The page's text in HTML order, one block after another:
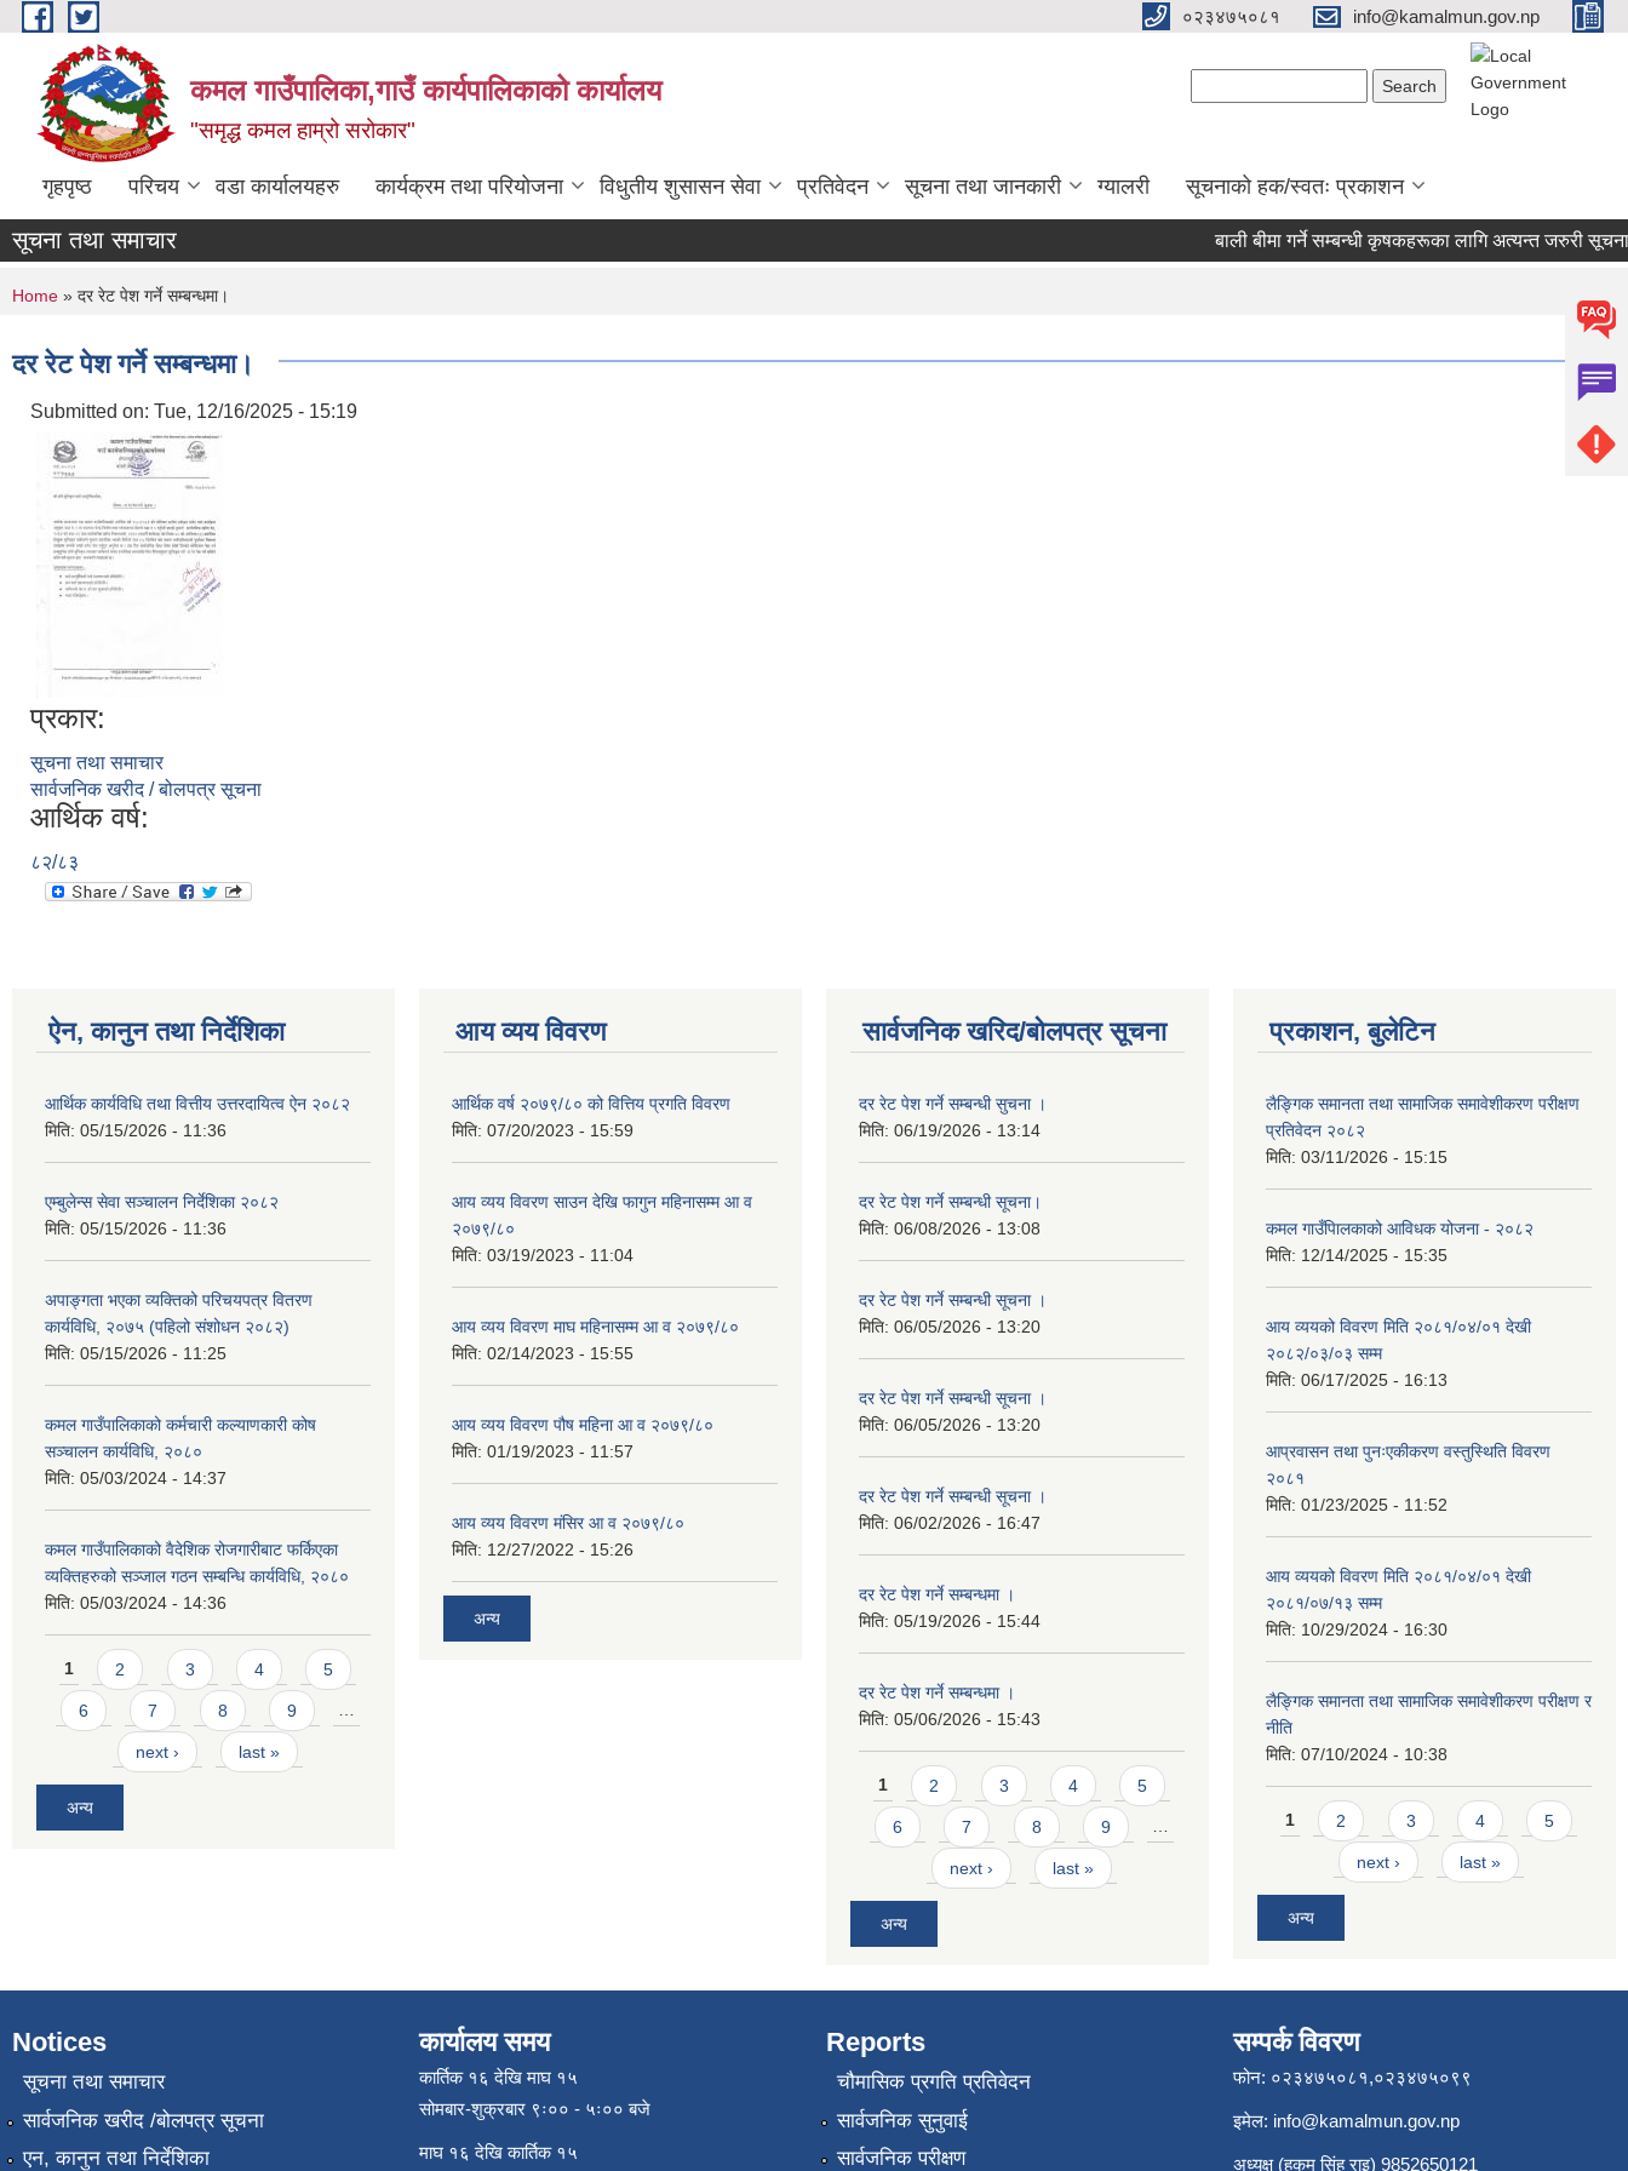
Skip to main content ०२३४७५०८१ info@kamalmun.gov.np
कमल गाउँपालिका,गाउँ कार्यपालिकाको कार्यालय
"समृद्ध कमल हाम्रो सरोकार"
गृहपृष्ठ परिचय वडा कार्यालयहरु कार्यक्रम तथा परियोजना विधुतीय शुसासन सेवा प्रतिवेदन सूचना तथा जानकारी ग्यालरी सूचनाको हक/स्वतः प्रकाशन
सूचना तथा समाचार बाली बीमा गर्ने सम्बन्धी कृषकहरूका लागि अत्यन्त जरुरी सूचना।
You are here
Home » दर रेट पेश गर्ने सम्बन्धमा।
दर रेट पेश गर्ने सम्बन्धमा।
Submitted on: Tue, 12/16/2025 - 15:19
प्रकार:
सूचना तथा समाचार
सार्वजनिक खरीद / बोलपत्र सूचना
आर्थिक वर्ष:
८२/८३
ऐन, कानुन तथा निर्देशिका
आर्थिक कार्यविधि तथा वित्तीय उत्तरदायित्व ऐन २०८२
मिति: 05/15/2026 - 11:36
एम्बुलेन्स सेवा सञ्चालन निर्देशिका २०८२
मिति: 05/15/2026 - 11:36
अपाङ्गता भएका व्यक्तिको परिचयपत्र वितरण
कार्यविधि, २०७५ (पहिलो संशोधन २०८२)
मिति: 05/15/2026 - 11:25
कमल गाउँपालिकाको कर्मचारी कल्याणकारी कोष
सञ्चालन कार्यविधि, २०८०
मिति: 05/03/2024 - 14:37
कमल गाउँपालिकाको वैदेशिक रोजगारीबाट फर्किएका
व्यक्तिहरुको सञ्जाल गठन सम्बन्धि कार्यविधि, २०८०
मिति: 05/03/2024 - 14:36
Pages
1 2 3 4 5
6 7 8 9 …
next › last »
अन्य
आय व्यय विवरण
आर्थिक वर्ष २०७९/८० को वित्तिय प्रगति विवरण
मिति: 07/20/2023 - 15:59
आय व्यय विवरण साउन देखि फागुन महिनासम्म आ व
२०७९/८०
मिति: 03/19/2023 - 11:04
आय व्यय विवरण माघ महिनासम्म आ व २०७९/८०
मिति: 02/14/2023 - 15:55
आय व्यय विवरण पौष महिना आ व २०७९/८०
मिति: 01/19/2023 - 11:57
आय व्यय विवरण मंसिर आ व २०७९/८०
मिति: 12/27/2022 - 15:26
अन्य
सार्वजनिक खरिद/बोलपत्र सूचना
दर रेट पेश गर्ने सम्बन्धी सुचना ।
मिति: 06/19/2026 - 13:14
दर रेट पेश गर्ने सम्बन्धी सूचना।
मिति: 06/08/2026 - 13:08
दर रेट पेश गर्ने सम्बन्धी सूचना ।
मिति: 06/05/2026 - 13:20
दर रेट पेश गर्ने सम्बन्धी सूचना ।
मिति: 06/05/2026 - 13:20
दर रेट पेश गर्ने सम्बन्धी सूचना ।
मिति: 06/02/2026 - 16:47
दर रेट पेश गर्ने सम्बन्धमा ।
मिति: 05/19/2026 - 15:44
दर रेट पेश गर्ने सम्बन्धमा ।
मिति: 05/06/2026 - 15:43
Pages
1 2 3 4 5
6 7 8 9 …
next › last »
अन्य
प्रकाशन, बुलेटिन
लैङ्गिक समानता तथा सामाजिक समावेशीकरण परीक्षण
प्रतिवेदन २०८२
मिति: 03/11/2026 - 15:15
कमल गाउँपािलकाको आविधक योजना - २०८२
मिति: 12/14/2025 - 15:35
आय व्ययको विवरण मिति २०८१/०४/०१ देखी
२०८२/०३/०३ सम्म
मिति: 06/17/2025 - 16:13
आप्रवासन तथा पुनःएकीकरण वस्तुस्थिति विवरण
२०८१
मिति: 01/23/2025 - 11:52
आय व्ययको विवरण मिति २०८१/०४/०१ देखी
२०८१/०७/१३ सम्म
मिति: 10/29/2024 - 16:30
लैङ्गिक समानता तथा सामाजिक समावेशीकरण परीक्षण र
नीति
मिति: 07/10/2024 - 10:38
Pages
1 2 3 4 5
next › last »
अन्य
Notices
सूचना तथा समाचार
सार्वजनिक खरीद /बोलपत्र सूचना
एन, कानुन तथा निर्देशिका
कार्यालय समय
कार्तिक १६ देखि माघ १५
सोमबार-शुक्रबार ९ः०० - ५ः०० बजे
माघ १६ देखि कार्तिक १५
Reports
चौमासिक प्रगति प्रतिवेदन
सार्वजनिक सुनुवाई
सार्वजनिक परीक्षण
सम्पर्क विवरण
फोन: ०२३४७५०८१,०२३४७५०९९
इमेल: info@kamalmun.gov.np
अध्यक्ष (हुकुम सिंह राइ) 9852650121